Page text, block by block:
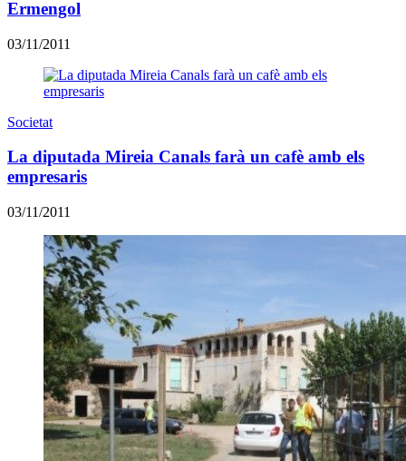
Ermengol
03/11/2011
Societat
La diputada Mireia Canals farà un cafè amb els
empresaris
03/11/2011